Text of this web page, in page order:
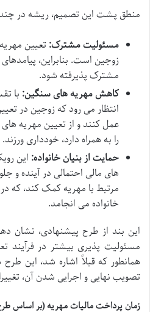
منطق پشت این تصمیم، ریشه در چند
مسئولیت مشترک:تعیین
زوجین است. بنابراین،
مشترک پذیرفته شود.
کاهش مهریه های سنگین: با
انتظار می رود که زوجین در
عمل کنند و از تعیین مهریه
را به همراه دارد، خودداری ورزند.
حمایت از بنیان خانواده: این
های مالی احتمالی در آینده و
مرتبط با مهریه کمک کند، که
خانواده می انجامد.
این بند از طرح پیشنهادی، نشان
مسئولیت پذیری بیشتر در فرآیند
همانطور که قبلاً اشاره شد، این
تصویب نهایی و اجرایی شدن آن،
زمان پرداخت مالیات مهریه (بر اساس طرح